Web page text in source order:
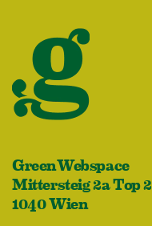
GreenWebspace
Mittersteig 2a Top 2
1040 Wien